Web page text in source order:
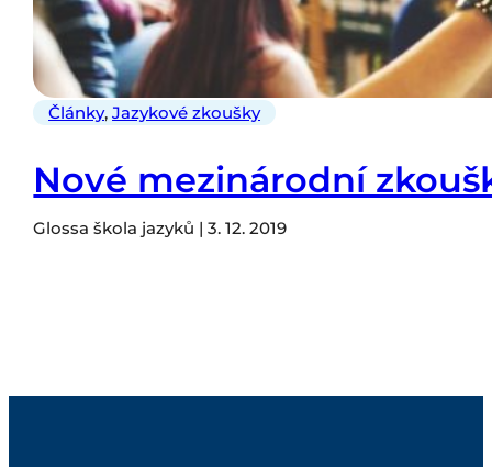
Články,Jazykové zkoušky
Nové mezinárodní
Glossa škola jazyků | 3. 12. 2019